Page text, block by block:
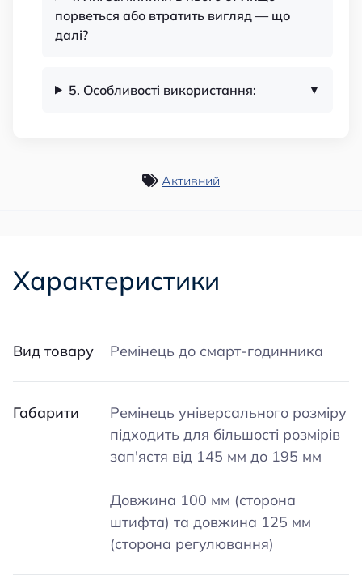
порветься або втратить вигляд — що
далі?
5. Особливості використання:
Активний
Характеристики
Вид товару Ремінець до смарт-годинника
Габарити
Ремінець універсального розміру
підходить для більшості розмірів
зап'ястя від 145 мм до 195 мм
Довжина 100 мм (сторона
штифта) та довжина 125 мм
(сторона регулювання)